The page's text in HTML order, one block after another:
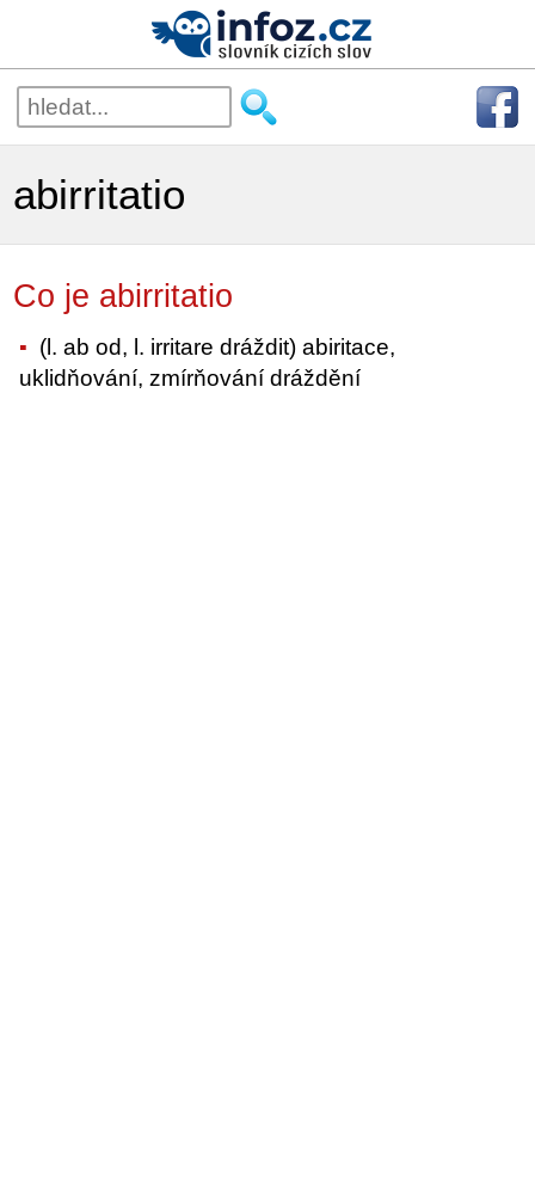
abirritatio
Co je abirritatio
(l. ab od, l. irritare dráždit) abiritace,
uklidňování, zmírňování dráždění